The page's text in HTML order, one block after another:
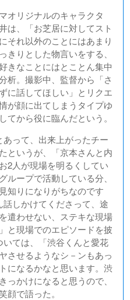
オリジナルのキャラクタ
は、「お芝居に対してスト
それ以外のことにはあまり
りとした物言いをする、
きなことにはとことん集中
析。撮影中、監督から「さ
に話してほしい」とリクエ
が顔に出てしまうタイプゆ
てから役に臨んだという。
って、出来上がったチー
というが、「京本さんと内
2人が現場を明るくしてい
ループで活動している分、
知りになりがちなのです
しかけてくださって、途
遣わせない、ステキな現場
と現場でのエピソードを披
ては、「渋谷くんと愛花
させるようなシ－ンもあっ
になるかなと思います。渋
かけになると思うので、
顔で語った。